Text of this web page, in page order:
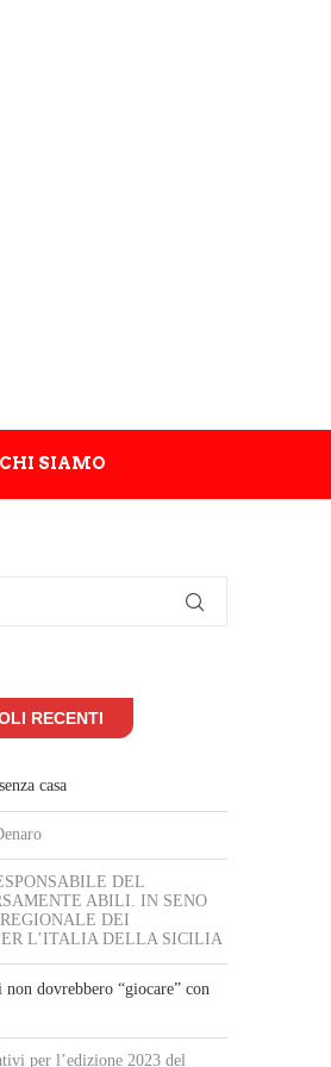
CHI SIAMO
RECENTI
casa
DEL
ABILI. IN SENO
DEI
L’ITALIA DELLA SICILIA
dovrebbero “giocare” con
per l’edizione 2023 del